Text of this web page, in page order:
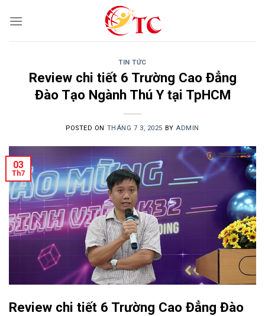
TIN TỨC
Review chi tiết 6 Trường Cao Đẳng
Đào Tạo Ngành Thú Y tại TpHCM
POSTED ON THÁNG 7 3, 2025 BY ADMIN
03
Th7
Review chi tiết 6 Trường Cao Đẳng Đào